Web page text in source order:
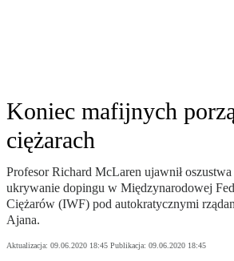
Koniec mafijnych
ciężarach
Profesor Richard McLaren ujawnił
ukrywanie dopingu w Międzynarodowej
Ciężarów (IWF) pod autokratycznymi
Ajana.
Aktualizacja: 09.06.2020 18:45 Publikacja: 09.06.2020 18:45